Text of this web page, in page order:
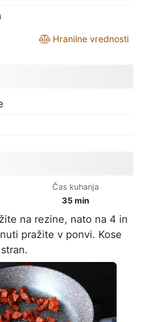
Hranilne vrednosti
Čas kuhanja
35 min
na rezine, nato na 4 in
pražite v ponvi. Kose